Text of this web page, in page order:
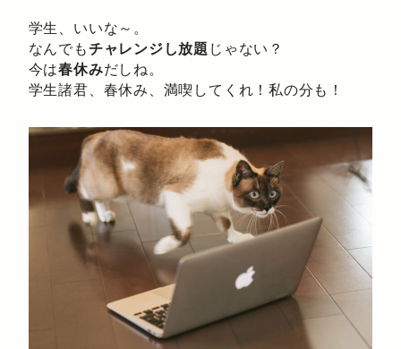
学生、いいな～。
なんでもチャレンジし放題 じゃない？
今は春休みだしね。
学生諸君、春休み、満喫してくれ！私の分も！